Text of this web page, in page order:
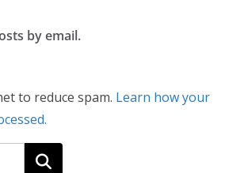
by email.
to reduce spam. Learn how your
ค้นหา